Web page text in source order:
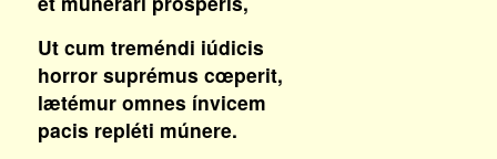
Ut cum treméndi iúdicis
horror suprémus cœperit,
lætémur omnes ínvicem
pacis repléti múnere.